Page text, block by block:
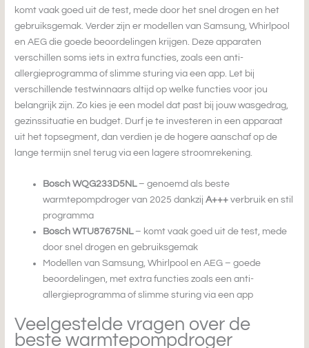
komt vaak goed uit de test, mede door het snel drogen en het
gebruiksgemak. Verder zijn er modellen van Samsung, Whirlpool
en AEG die goede beoordelingen krijgen. Deze apparaten
verschillen soms iets in extra functies, zoals een anti-
allergieprogramma of slimme sturing via een app. Let bij
verschillende testwinnaars altijd op welke functies voor jou
belangrijk zijn. Zo kies je een model dat past bij jouw wasgedrag,
gezinssituatie en budget. Durf je te investeren in een apparaat
uit het topsegment, dan verdien je de hogere aanschaf op de
lange termijn snel terug via een lagere stroomrekening.
Bosch WQG233D5NL– genoemd als beste
warmtepompdroger van 2025 dankzijA+++ verbruik en stil
programma
Bosch WTU87675NL– komt vaak goed uit de test, mede
door snel drogen en gebruiksgemak
Modellen van Samsung, Whirlpool en AEG – goede
beoordelingen, met extra functies zoals een anti-
allergieprogramma of slimme sturing via een app
Veelgestelde vragen over de
beste warmtepompdroger